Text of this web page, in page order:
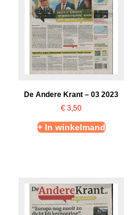
De Andere Krant – 03 2023
€ 3,50
+ In winkelmand